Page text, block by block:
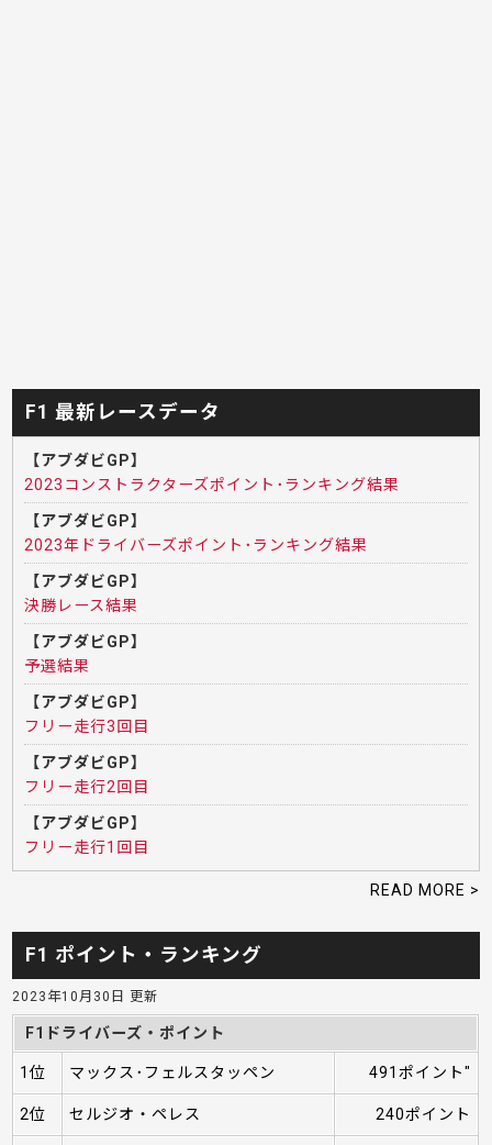
F1 最新レースデータ
【アブダビGP】
2023コンストラクターズポイント･ランキング結果
【アブダビGP】
2023年ドライバーズポイント･ランキング結果
【アブダビGP】
決勝レース結果
【アブダビGP】
予選結果
【アブダビGP】
フリー走行3回目
【アブダビGP】
フリー走行2回目
【アブダビGP】
フリー走行1回目
READ MORE >
F1 ポイント・ランキング
2023年10月30日 更新
F1ドライバーズ・ポイント
1位 マックス･フェルスタッペン 491ポイント"
2位 セルジオ・ペレス 240ポイント